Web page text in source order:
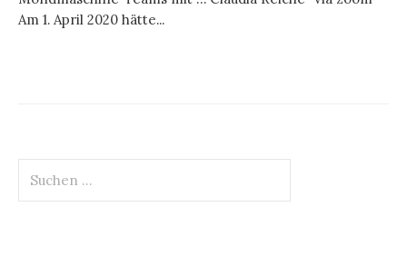
Am 1. April 2020 hätte...
nach: